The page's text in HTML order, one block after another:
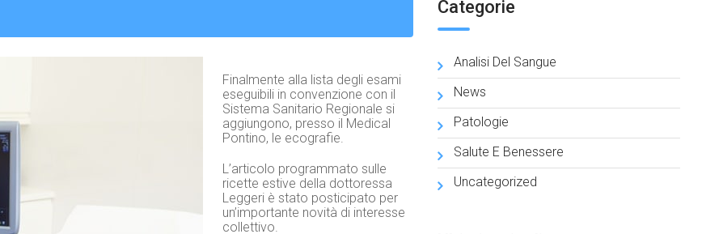
Finalmente alla lista degli esami
eseguibili in convenzione con il
Sistema Sanitario Regionale si
aggiungono, presso il Medical
Pontino, le ecografie.
L’articolo programmato sulle
ricette estive della dottoressa
Leggeri è stato posticipato per
un’importante novità di interesse
collettivo.
Categorie
Analisi Del Sangue
News
Patologie
Salute E Benessere
Uncategorized